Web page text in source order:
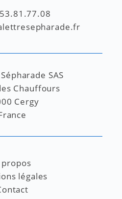
SAS
Chauffours
Cergy
propos
légales